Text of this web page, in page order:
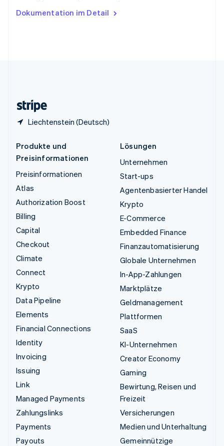
Dokumentation im Detail
Liechtenstein (Deutsch)
English
Produkte und
Preisinformationen
Preisinformationen
Atlas
Authorization Boost
Billing
Capital
Checkout
Climate
Connect
Krypto
Data Pipeline
Elements
Financial Connections
Identity
Invoicing
Issuing
Link
Managed Payments
Zahlungslinks
Payments
Payouts
Lösungen
Unternehmen
Start-ups
Agentenbasierter Handel
Krypto
E-Commerce
Embedded Finance
Finanzautomatisierung
Globale Unternehmen
In-App-Zahlungen
Marktplätze
Geldmanagement
Plattformen
SaaS
KI-Unternehmen
Creator Economy
Gaming
Bewirtung, Reisen und
Freizeit
Versicherungen
Medien und Unterhaltung
Gemeinnützige